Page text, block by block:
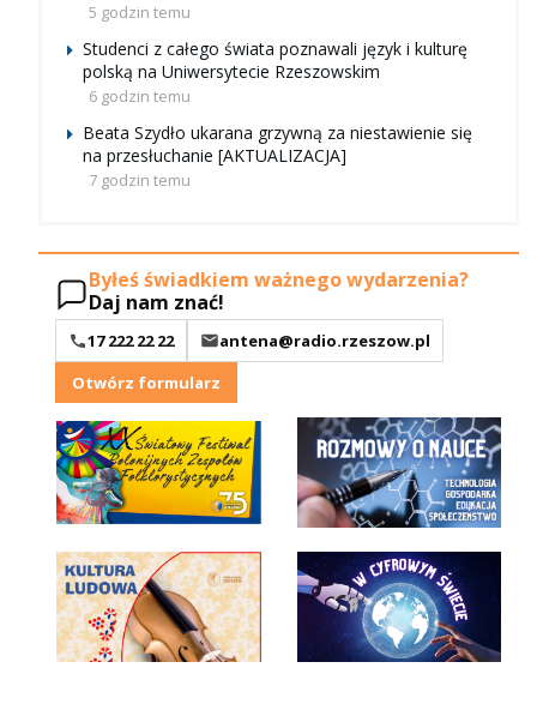
5 godzin temu
Studenci z całego świata poznawali język i kulturę
polską na Uniwersytecie Rzeszowskim
6 godzin temu
Beata Szydło ukarana grzywną za niestawienie się
na przesłuchanie [AKTUALIZACJA]
7 godzin temu
Byłeś świadkiem ważnego wydarzenia?
Daj nam znać!
17 222 22 22
antena@radio.rzeszow.pl
Otwórz formularz